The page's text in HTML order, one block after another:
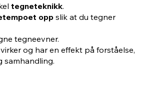
tegneteknikk.
opp slik at du tegner
tegneevner.
og har en effekt på forståelse,
samhandling.